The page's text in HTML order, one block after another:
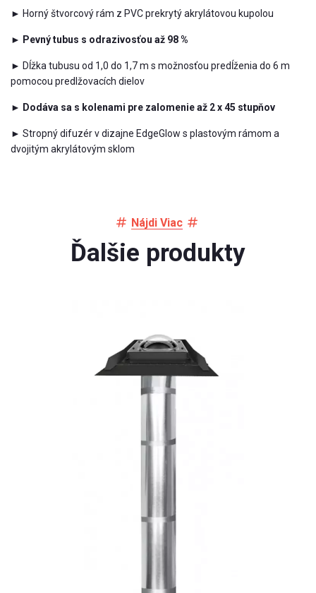
► Horný štvorcový rám z PVC prekrytý akrylátovou kupolou
► Pevný tubus s odrazivosťou až 98 %
► Dĺžka tubusu od 1,0 do 1,7 m s možnosťou predĺženia do 6 m
pomocou predlžovacích dielov
► Dodáva sa s kolenami pre zalomenie až 2 x 45 stupňov
► Stropný difuzér v dizajne EdgeGlow s plastovým rámom a
dvojitým akrylátovým sklom
Nájdi Viac
Ďalšie produkty